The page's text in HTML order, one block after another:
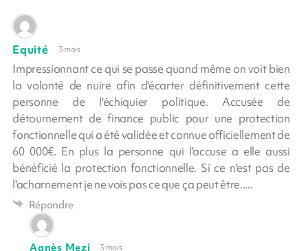
Equité 3 mois
Impressionnant ce qui se passe quand même on voit bien
la volonté de nuire afin d'écarter définitivement cette
personne de l'échiquier politique. Accusée de
détournement de finance public pour une protection
fonctionnelle qui a été validée et connue officiellement de
60 000€. En plus la personne qui l'accuse a elle aussi
bénéficié la protection fonctionnelle. Si ce n'est pas de
l'acharnement je ne vois pas ce que ça peut être.....
Répondre
Agnès Mezi 3 mois